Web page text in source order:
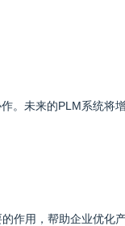
。未来的PLM系统将
作用，帮助企业优